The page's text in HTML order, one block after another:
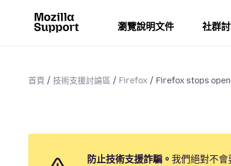
瀏覽說明文件 社群
首頁 技術支援討論區 Firefox Firefox stops
防止技術支援詐騙。 我們絕對不會